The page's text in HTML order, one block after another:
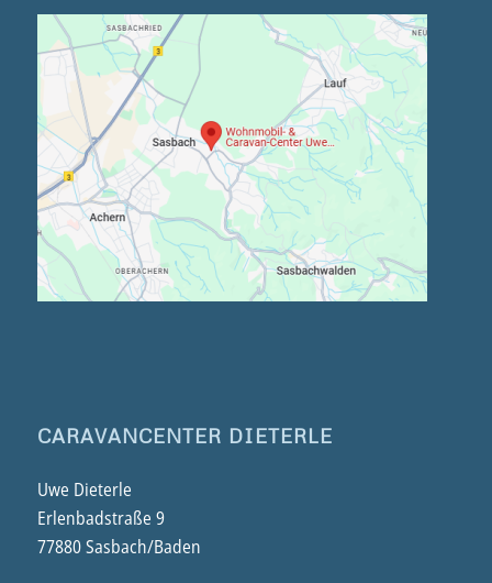
CARAVANCENTER DIETERLE
Uwe Dieterle
Erlenbadstraße 9
77880 Sasbach/Baden